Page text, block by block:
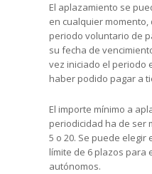
El aplazamiento se
en cualquier
periodo voluntario de
su fecha de
vez iniciado el periodo
haber podido pagar a
El importe mínimo a
periodicidad ha de ser
5 o 20. Se puede elegir
límite de 6 plazos para
autónomos.